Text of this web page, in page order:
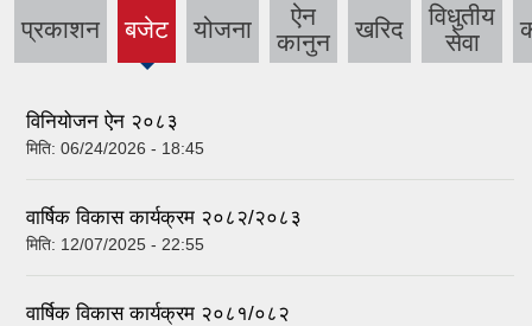
प्रकाशन बजेट
(active
tab)
योजना
ऐन
कानुन
खरिद
विधुतीय
सेवा
विनियोजन ऐन २०८३
मिति: 06/24/2026 - 18:45
वार्षिक विकास कार्यक्रम २०८२/२०८३
मिति: 12/07/2025 - 22:55
वार्षिक विकास कार्यक्रम २०८१/०८२